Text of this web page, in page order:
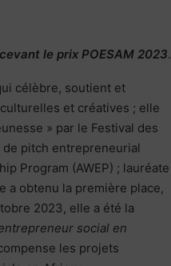
le prix POESAM 2023.
célèbre, soutient et
et créatives ; elle
» par le Festival des
de pitch entrepreneurial
Program (AWEP) ; lauréate
a obtenu la première place,
2023, elle a été la
social en
les projets